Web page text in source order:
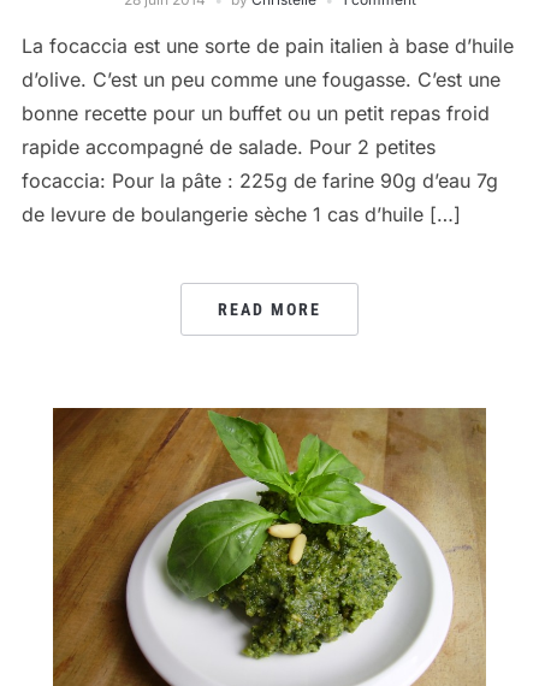
La focaccia est une sorte de pain italien à base d’huile
d’olive. C’est un peu comme une fougasse. C’est une
bonne recette pour un buffet ou un petit repas froid
rapide accompagné de salade. Pour 2 petites
focaccia: Pour la pâte : 225g de farine 90g d’eau 7g
de levure de boulangerie sèche 1 cas d’huile […]
READ MORE